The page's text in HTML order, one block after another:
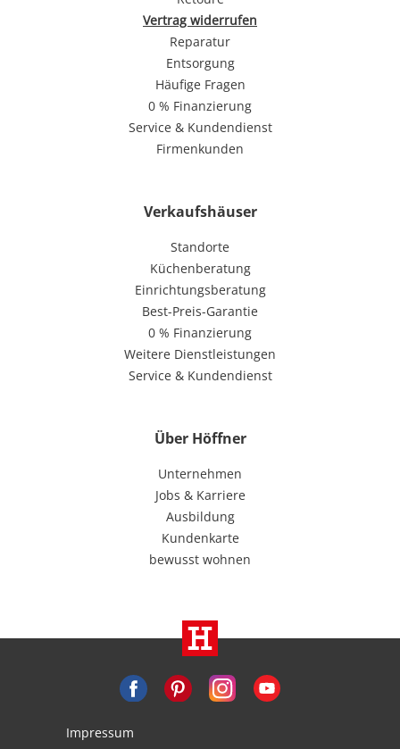
Vertrag widerrufen
Reparatur
Entsorgung
Häufige Fragen
0 % Finanzierung
Service & Kundendienst
Firmenkunden
Verkaufshäuser
Standorte
Küchenberatung
Einrichtungsberatung
Best-Preis-Garantie
0 % Finanzierung
Weitere Dienstleistungen
Service & Kundendienst
Über Höffner
Unternehmen
Jobs & Karriere
Ausbildung
Kundenkarte
bewusst wohnen
Impressum